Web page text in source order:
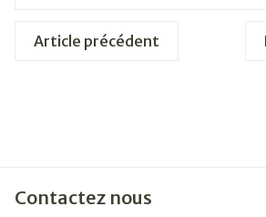
Article précédent
Contactez nous